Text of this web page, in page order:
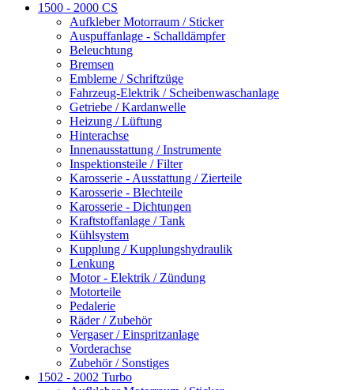
1500 - 2000 CS
Aufkleber Motorraum / Sticker
Auspuffanlage - Schalldämpfer
Beleuchtung
Bremsen
Embleme / Schriftzüge
Fahrzeug-Elektrik / Scheibenwaschanlage
Getriebe / Kardanwelle
Heizung / Lüftung
Hinterachse
Innenausstattung / Instrumente
Inspektionsteile / Filter
Karosserie - Ausstattung / Zierteile
Karosserie - Blechteile
Karosserie - Dichtungen
Kraftstoffanlage / Tank
Kühlsystem
Kupplung / Kupplungshydraulik
Lenkung
Motor - Elektrik / Zündung
Motorteile
Pedalerie
Räder / Zubehör
Vergaser / Einspritzanlage
Vorderachse
Zubehör / Sonstiges
1502 - 2002 Turbo